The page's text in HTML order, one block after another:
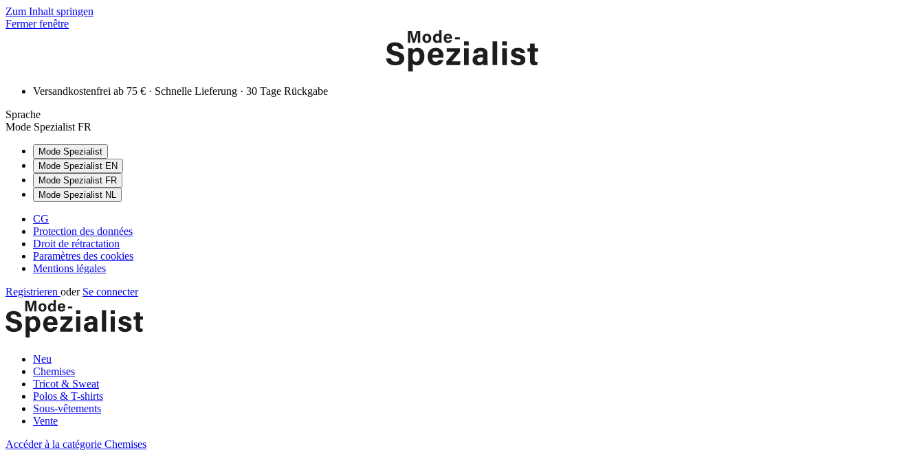
Zum Inhalt springen
Fermer fenêtre
Versandkostenfrei ab 75 € · Schnelle Lieferung · 30 Tage Rückgabe
Sprache
Mode Spezialist FR
Mode Spezialist
Mode Spezialist EN
Mode Spezialist FR
Mode Spezialist NL
CG
Protection des données
Droit de rétractation
Paramètres des cookies
Mentions légales
Registrieren oder Se connecter
Neu
Chemises
Tricot & Sweat
Polos & T-shirts
Sous-vêtements
Vente
Accéder à la catégorie Chemises